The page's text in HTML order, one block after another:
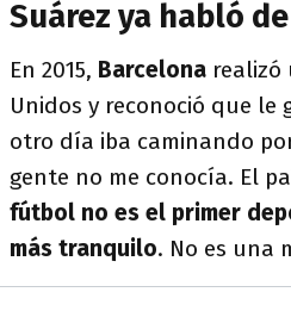
Suárez ya habló
En 2015, Barcelona realizó
Unidos y reconoció que
otro día iba caminando
gente no me conocía. El
fútbol no es el primer
más tranquilo. No es una